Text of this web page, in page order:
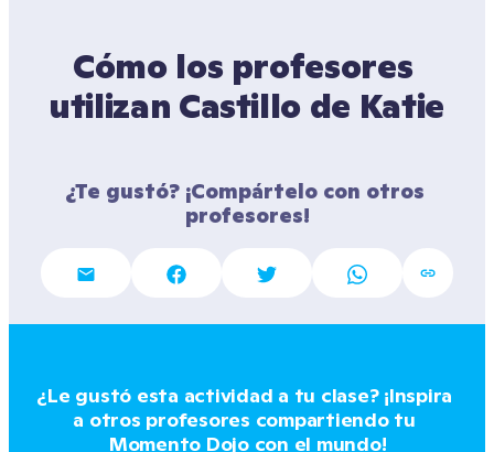
Cómo los profesores
utilizan Castillo de Katie
¿Te gustó? ¡Compártelo con otros
profesores!
¿Le gustó esta actividad a tu clase? ¡Inspira
a otros profesores compartiendo tu
Momento Dojo con el mundo!